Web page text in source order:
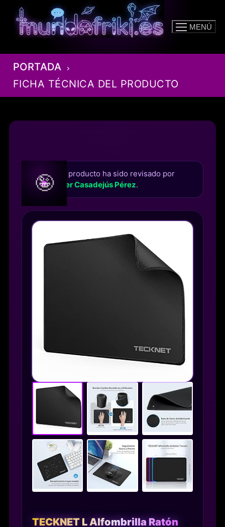
contenido
MENÚ
PORTADA
FICHA TÉCNICA DEL PRODUCTO
🤪 Este producto ha sido revisado por
Roger Casadejús Pérez.
TECKNET L Alfombrilla Ratón